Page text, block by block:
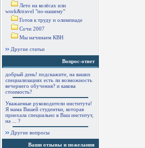
Лето на колёсах или
work&travel "по-нашему"
Готов к труду и олимпиаде
Сочи 2007
Мы начинаем КВН
Другие статьи
Вопрос-ответ
добрый день! подскажите, на ваших
специализациях есть ли возможность
вечернего обучения? и какова
стоимость?
Уважаемые руководители института!
Я мама Вашей студентки, которая
приехала специально в Ваш институт,
на ... ?
Другие вопросы
Ваши отзывы и пожелания